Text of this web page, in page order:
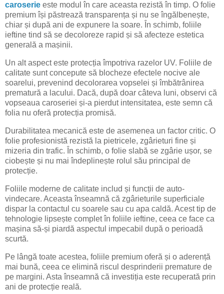
caroserie este modul în care aceasta rezistă în timp. O folie
premium își păstrează transparența și nu se îngălbenește,
chiar și după ani de expunere la soare. În schimb, foliile
ieftine tind să se decoloreze rapid și să afecteze estetica
generală a mașinii.
Un alt aspect este protecția împotriva razelor UV. Foliile de
calitate sunt concepute să blocheze efectele nocive ale
soarelui, prevenind decolorarea vopselei și îmbătrânirea
prematură a lacului. Dacă, după doar câteva luni, observi că
vopseaua caroseriei și-a pierdut intensitatea, este semn că
folia nu oferă protecția promisă.
Durabilitatea mecanică este de asemenea un factor critic. O
folie profesionistă rezistă la pietricele, zgârieturi fine și
mizeria din trafic. În schimb, o folie slabă se zgârie ușor, se
ciobește și nu mai îndeplinește rolul său principal de
protecție.
Foliile moderne de calitate includ și funcții de auto-
vindecare. Aceasta înseamnă că zgârieturile superficiale
dispar la contactul cu soarele sau cu apa caldă. Acest tip de
tehnologie lipsește complet în foliile ieftine, ceea ce face ca
mașina să-și piardă aspectul impecabil după o perioadă
scurtă.
Pe lângă toate acestea, foliile premium oferă și o aderență
mai bună, ceea ce elimină riscul desprinderii premature de
pe margini. Asta înseamnă că investiția este recuperată prin
ani de protecție reală.